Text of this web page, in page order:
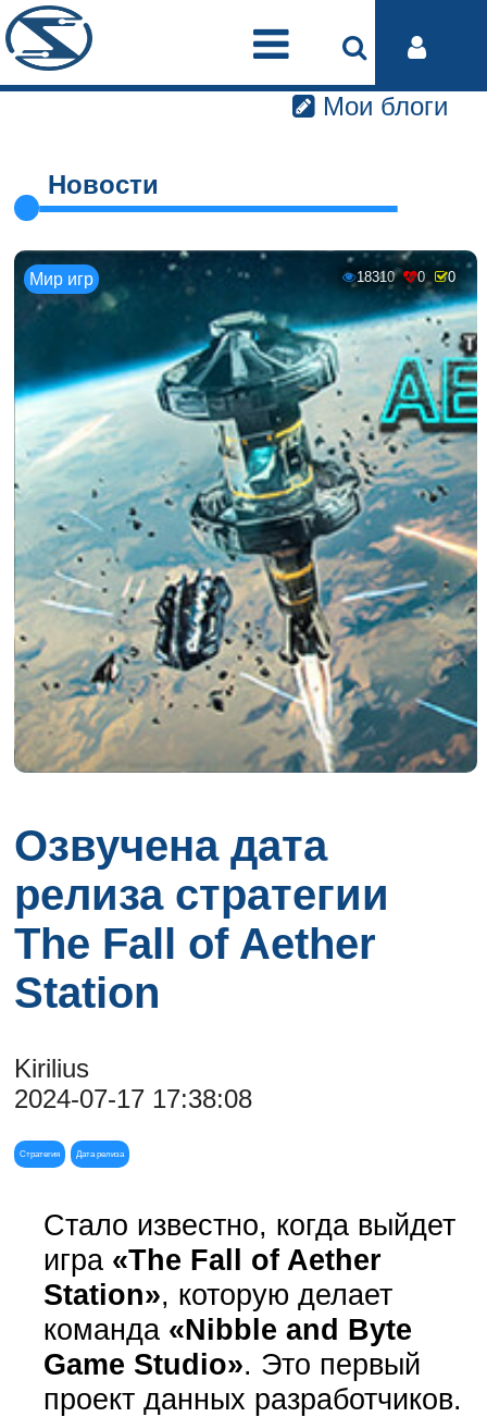
Мои блоги
Новости
Мир игр 18310 0 0
Озвучена дата
релиза стратегии
The Fall of Aether
Station
Kirilius
2024-07-17 17:38:08
Стратегия Дата релиза
Стало известно, когда выйдет
игра «The Fall of Aether
Station», которую делает
команда «Nibble and Byte
Game Studio». Это первый
проект данных разработчиков.